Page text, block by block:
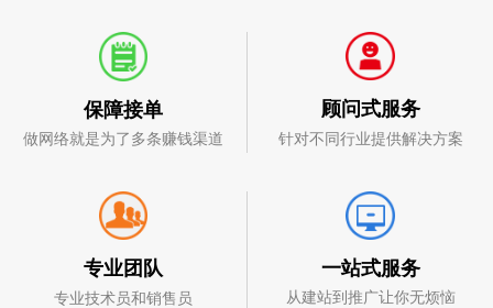
保障接单
做网络就是为了多条赚钱渠道
顾问式服务
针对不同行业提供解决方案
专业团队
专业技术员和销售员
一站式服务
从建站到推广让你无烦恼